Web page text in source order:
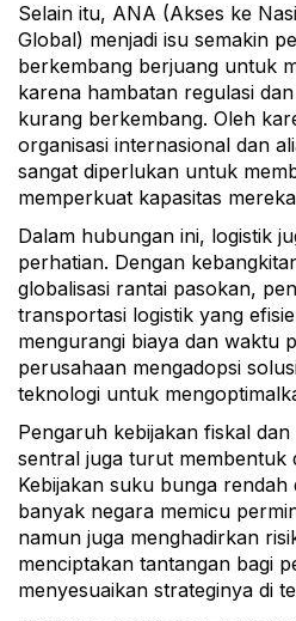
Selain itu, ANA (Akses ke
Global) menjadi isu semakin
berkembang berjuang untuk
karena hambatan regulasi
kurang berkembang. Oleh
organisasi internasional dan
sangat diperlukan untuk
memperkuat kapasitas
Dalam hubungan ini, logistik
perhatian. Dengan
globalisasi rantai pasokan,
transportasi logistik yang
mengurangi biaya dan waktu
perusahaan mengadopsi
teknologi untuk
Pengaruh kebijakan fiskal
sentral juga turut membentuk
Kebijakan suku bunga
banyak negara memicu
namun juga menghadirkan
menciptakan tantangan bagi
menyesuaikan strateginya di